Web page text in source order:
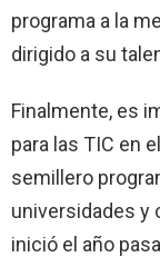
programa a la
dirigido a su
Finalmente, es
para las TIC en
semillero
universidades y
inició el año